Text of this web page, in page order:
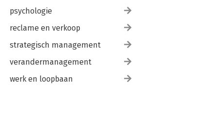
psychologie
reclame en verkoop
strategisch management
verandermanagement
werk en loopbaan